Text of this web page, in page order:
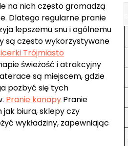
na nich często gromadzą
Dlatego regularne pranie
lepszemu snu i ogólnemu
są często wykorzystywane
Trójmiasto
świeżość i atrakcyjny
są miejscem, gdzie
pozbyć się tych
Pranie kanapy Pranie
jak biura, sklepy czy
wykładziny, zapewniając